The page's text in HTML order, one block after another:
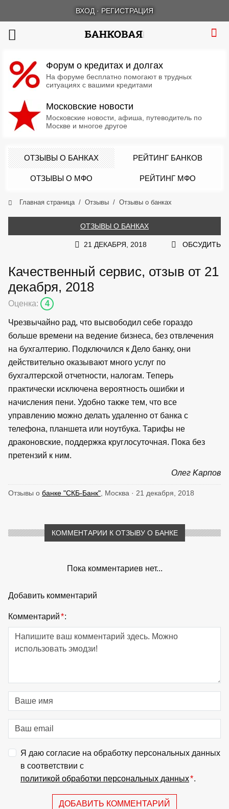
ВХОД · РЕГИСТРАЦИЯ
Форум о кредитах и долгах
На форуме бесплатно помогают в трудных
ситуациях с вашими кредитами
Московские новости
Московские новости, афиша, путеводитель по
Москве и многое другое
ОТЗЫВЫ О БАНКАХ РЕЙТИНГ БАНКОВ
ОТЗЫВЫ О МФО РЕЙТИНГ МФО
Главная страница Отзывы Отзывы о банках
ОТЗЫВЫ О БАНКАХ
21 ДЕКАБРЯ, 2018 ОБСУДИТЬ
Качественный сервис, отзыв от 21
декабря, 2018
Оценка: 4
Чрезвычайно рад, что высвободил себе гораздо
больше времени на ведение бизнеса, без отвлечения
на бухгалтерию. Подключился к Дело банку, они
действительно оказывают много услуг по
бухгалтерской отчетности, налогам. Теперь
практически исключена вероятность ошибки и
начисления пени. Удобно также тем, что все
управлению можно делать удаленно от банка с
телефона, планшета или ноутбука. Тарифы не
драконовские, поддержка круглосуточная. Пока без
претензий к ним.
Οлег Κарпов
Отзывы о банке "СКБ-Банк" , Москва · 21 декабря, 2018
КОММЕНТАРИИ К ОТЗЫВУ О БАНКЕ
Пока комментариев нет...
Добавить комментарий
Комментарий*:
Я даю согласие на обработку персональных данных
в соответствии с
политикой обработки персональных данных*.
ДОБАВИТЬ КОММЕНТАРИЙ